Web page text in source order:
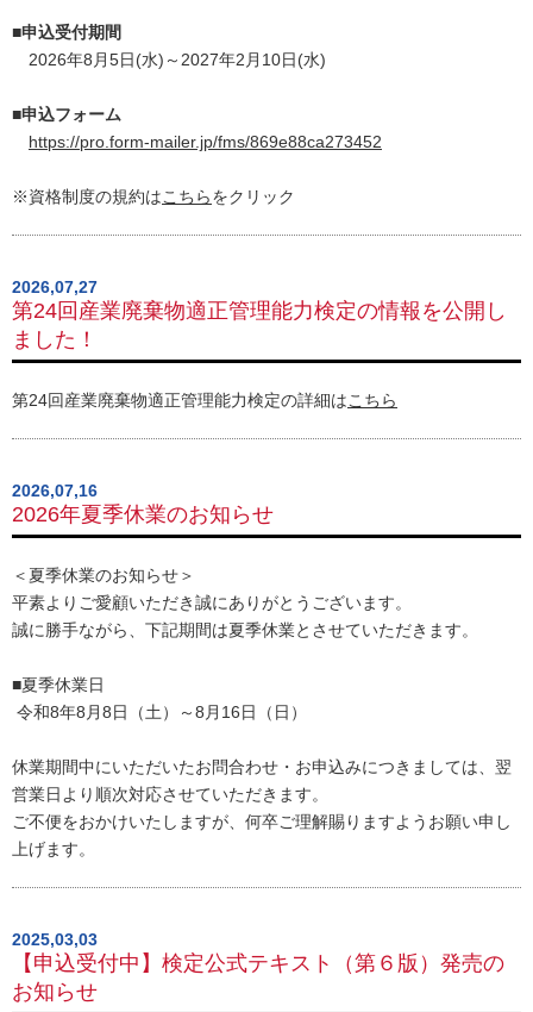
■申込受付期間
2026年8月5日(水)～2027年2月10日(水)
■申込フォーム
https://pro.form-mailer.jp/fms/869e88ca273452
※資格制度の規約はこちらをクリック
2026,07,27
第24回産業廃棄物適正管理能力検定の情報を公開し
ました！
第24回産業廃棄物適正管理能力検定の詳細はこちら
2026,07,16
2026年夏季休業のお知らせ
＜夏季休業のお知らせ＞
平素よりご愛顧いただき誠にありがとうございます。
誠に勝手ながら、下記期間は夏季休業とさせていただきます。
■夏季休業日
令和8年8月8日（土）～8月16日（日）
休業期間中にいただいたお問合わせ・お申込みにつきましては、翌
営業日より順次対応させていただきます。
ご不便をおかけいたしますが、何卒ご理解賜りますようお願い申し
上げます。
2025,03,03
【申込受付中】検定公式テキスト（第６版）発売の
お知らせ